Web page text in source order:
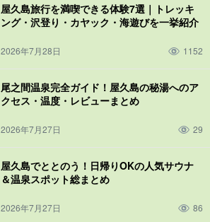
屋久島旅行を満喫できる体験7選｜トレッキ
ング・沢登り・カヤック・海遊びを一挙紹介
2026年7月28日 1152
尾之間温泉完全ガイド！屋久島の秘湯へのア
クセス・温度・レビューまとめ
2026年7月27日 29
屋久島でととのう！日帰りOKの人気サウナ
＆温泉スポット総まとめ
2026年7月27日 86